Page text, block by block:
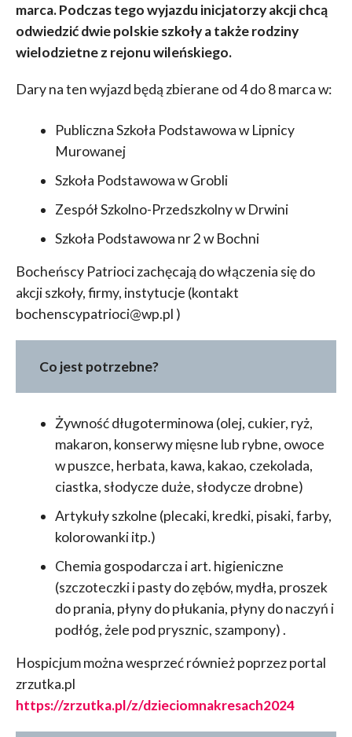
marca. Podczas tego wyjazdu inicjatorzy akcji chcą
odwiedzić dwie polskie szkoły a także rodziny
wielodzietne z rejonu wileńskiego.
Dary na ten wyjazd będą zbierane od 4 do 8 marca w:
Publiczna Szkoła Podstawowa w Lipnicy
Murowanej
Szkoła Podstawowa w Grobli
Zespół Szkolno-Przedszkolny w Drwini
Szkoła Podstawowa nr 2 w Bochni
Bocheńscy Patrioci zachęcają do włączenia się do
akcji szkoły, firmy, instytucje (kontakt
bochenscypatrioci@wp.pl )
Co jest potrzebne?
Żywność długoterminowa (olej, cukier, ryż,
makaron, konserwy mięsne lub rybne, owoce
w puszce, herbata, kawa, kakao, czekolada,
ciastka, słodycze duże, słodycze drobne)
Artykuły szkolne (plecaki, kredki, pisaki, farby,
kolorowanki itp.)
Chemia gospodarcza i art. higieniczne
(szczoteczki i pasty do zębów, mydła, proszek
do prania, płyny do płukania, płyny do naczyń i
podłóg, żele pod prysznic, szampony) .
Hospicjum można wesprzeć również poprzez portal
zrzutka.pl
https://zrzutka.pl/z/dzieciomnakresach2024